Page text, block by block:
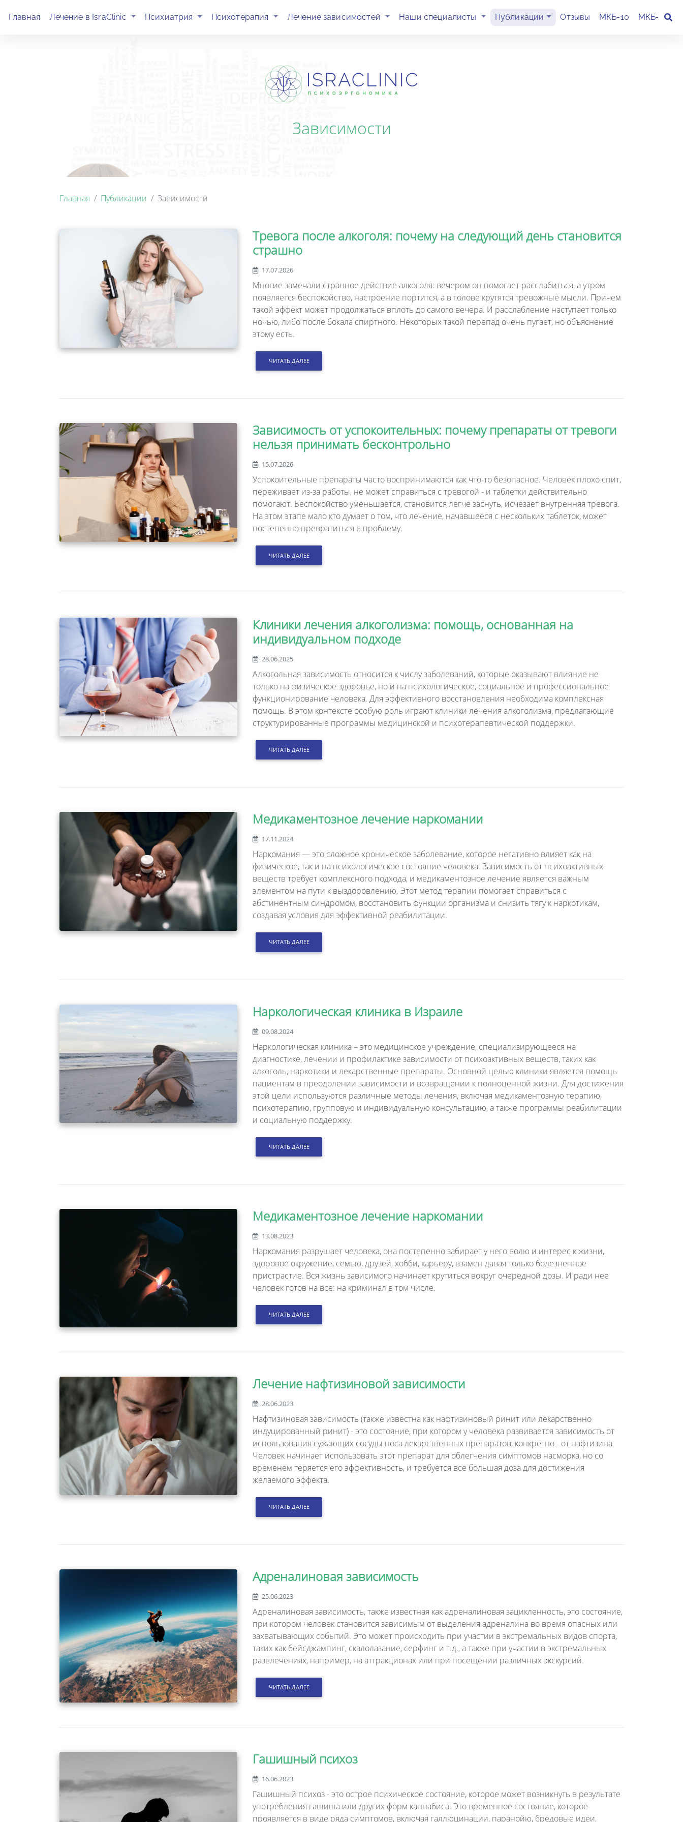
Главная Лечение в IsraClinic (current)Психиатрия (current)Психотерапия (current)Лечение зависимостей (current)Наши специалисты (current)Публикации Отзывы МКБ-10 МКБ-11
Зависимости
Главная Публикации Зависимости
Тревога после алкоголя: почему на следующий день становится
страшно
17.07.2026
Многие замечали странное действие алкоголя: вечером он помогает расслабиться, а утром
появляется беспокойство, настроение портится, а в голове крутятся тревожные мысли. Причем
такой эффект может продолжаться вплоть до самого вечера. И расслабление наступает только
ночью, либо после бокала спиртного. Некоторых такой перепад очень пугает, но объяснение
этому есть.
ЧИТАТЬ ДАЛЕЕ
Зависимость от успокоительных: почему препараты от тревоги
нельзя принимать бесконтрольно
15.07.2026
Успокоительные препараты часто воспринимаются как что-то безопасное. Человек плохо спит,
переживает из-за работы, не может справиться с тревогой - и таблетки действительно
помогают. Беспокойство уменьшается, становится легче заснуть, исчезает внутренняя тревога.
На этом этапе мало кто думает о том, что лечение, начавшееся с нескольких таблеток, может
постепенно превратиться в проблему.
ЧИТАТЬ ДАЛЕЕ
Клиники лечения алкоголизма: помощь, основанная на
индивидуальном подходе
28.06.2025
Алкогольная зависимость относится к числу заболеваний, которые оказывают влияние не
только на физическое здоровье, но и на психологическое, социальное и профессиональное
функционирование человека. Для эффективного восстановления необходима комплексная
помощь. В этом контексте особую роль играют клиники лечения алкоголизма, предлагающие
структурированные программы медицинской и психотерапевтической поддержки.
ЧИТАТЬ ДАЛЕЕ
Медикаментозное лечение наркомании
17.11.2024
Наркомания — это сложное хроническое заболевание, которое негативно влияет как на
физическое, так и на психологическое состояние человека. Зависимость от психоактивных
веществ требует комплексного подхода, и медикаментозное лечение является важным
элементом на пути к выздоровлению. Этот метод терапии помогает справиться с
абстинентным синдромом, восстановить функции организма и снизить тягу к наркотикам,
создавая условия для эффективной реабилитации.
ЧИТАТЬ ДАЛЕЕ
Наркологическая клиника в Израиле
09.08.2024
Наркологическая клиника – это медицинское учреждение, специализирующееся на
диагностике, лечении и профилактике зависимости от психоактивных веществ, таких как
алкоголь, наркотики и лекарственные препараты. Основной целью клиники является помощь
пациентам в преодолении зависимости и возвращении к полноценной жизни. Для достижения
этой цели используются различные методы лечения, включая медикаментозную терапию,
психотерапию, групповую и индивидуальную консультацию, а также программы реабилитации
и социальную поддержку.
ЧИТАТЬ ДАЛЕЕ
Медикаментозное лечение наркомании
13.08.2023
Наркомания разрушает человека, она постепенно забирает у него волю и интерес к жизни,
здоровое окружение, семью, друзей, хобби, карьеру, взамен давая только болезненное
пристрастие. Вся жизнь зависимого начинает крутиться вокруг очередной дозы. И ради нее
человек готов на все: на криминал в том числе.
ЧИТАТЬ ДАЛЕЕ
Лечение нафтизиновой зависимости
28.06.2023
Нафтизиновая зависимость (также известна как нафтизиновый ринит или лекарственно
индуцированный ринит) - это состояние, при котором у человека развивается зависимость от
использования сужающих сосуды носа лекарственных препаратов, конкретно - от нафтизина.
Человек начинает использовать этот препарат для облегчения симптомов насморка, но со
временем теряется его эффективность, и требуется все большая доза для достижения
желаемого эффекта.
ЧИТАТЬ ДАЛЕЕ
Адреналиновая зависимость
25.06.2023
Адреналиновая зависимость, также известная как адреналиновая зацикленность, это состояние,
при котором человек становится зависимым от выделения адреналина во время опасных или
захватывающих событий. Это может происходить при участии в экстремальных видов спорта,
таких как бейсджампинг, скалолазание, серфинг и т.д., а также при участии в экстремальных
развлечениях, например, на аттракционах или при посещении различных экскурсий.
ЧИТАТЬ ДАЛЕЕ
Гашишный психоз
16.06.2023
Гашишный психоз - это острое психическое состояние, которое может возникнуть в результате
употребления гашиша или других форм каннабиса. Это временное состояние, которое
проявляется в виде ряда симптомов, включая галлюцинации, паранойю, бредовые идеи,